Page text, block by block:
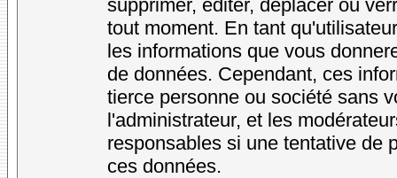
supprimer, éditer, déplacer ou
tout moment. En tant
les informations que vous
de données. Cependant, ces
tierce personne ou société sans
l'administrateur, et les
responsables si une tentative de
ces données.